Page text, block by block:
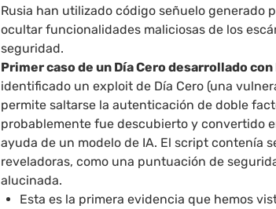
Rusia han utilizado código señuelo generado
ocultar funcionalidades maliciosas de los
seguridad.
Primer caso de un Día Cero desarrollado con
identificado un exploit de Día Cero (una
permite saltarse la autenticación de doble
probablemente fue descubierto y convertido
ayuda de un modelo de IA. El script contenía
reveladoras, como una puntuación de
alucinada.
Esta es la primera evidencia que hemos